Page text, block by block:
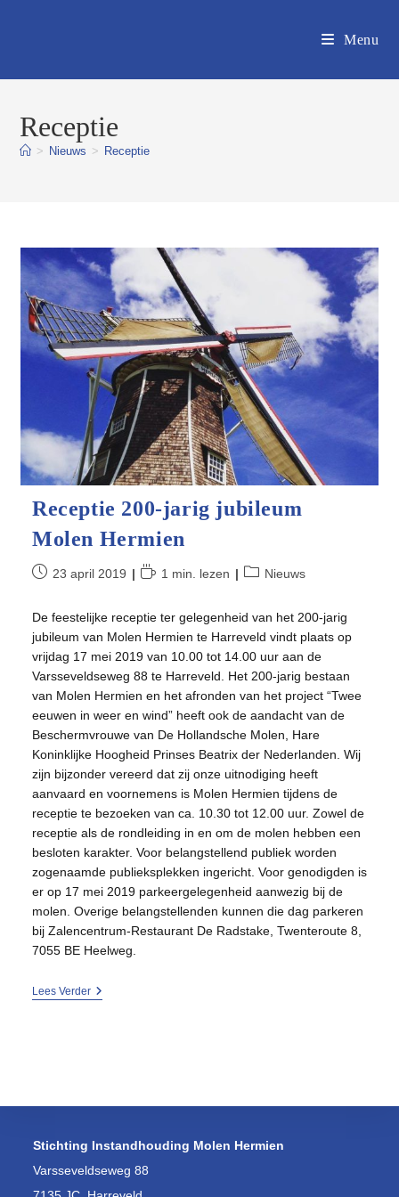
Menu
Receptie
> Nieuws > Receptie
Receptie 200-jarig jubileum
Molen Hermien
Bericht
op:
23 april 2019 Leestijd:1 min. lezen Berichtcategorie:
Nieuws
De feestelijke receptie ter gelegenheid van het 200-jarig
jubileum van Molen Hermien te Harreveld vindt plaats op
vrijdag 17 mei 2019 van 10.00 tot 14.00 uur aan de
Varsseveldseweg 88 te Harreveld. Het 200-jarig bestaan
van Molen Hermien en het afronden van het project “Twee
eeuwen in weer en wind” heeft ook de aandacht van de
Beschermvrouwe van De Hollandsche Molen, Hare
Koninklijke Hoogheid Prinses Beatrix der Nederlanden. Wij
zijn bijzonder vereerd dat zij onze uitnodiging heeft
aanvaard en voornemens is Molen Hermien tijdens de
receptie te bezoeken van ca. 10.30 tot 12.00 uur. Zowel de
receptie als de rondleiding in en om de molen hebben een
besloten karakter. Voor belangstellend publiek worden
zogenaamde publieksplekken ingericht. Voor genodigden is
er op 17 mei 2019 parkeergelegenheid aanwezig bij de
molen. Overige belangstellenden kunnen die dag parkeren
bij Zalencentrum-Restaurant De Radstake, Twenteroute 8,
7055 BE Heelweg.
Lees VerderReceptie
Stichting Instandhouding Molen Hermien
Varsseveldseweg 88